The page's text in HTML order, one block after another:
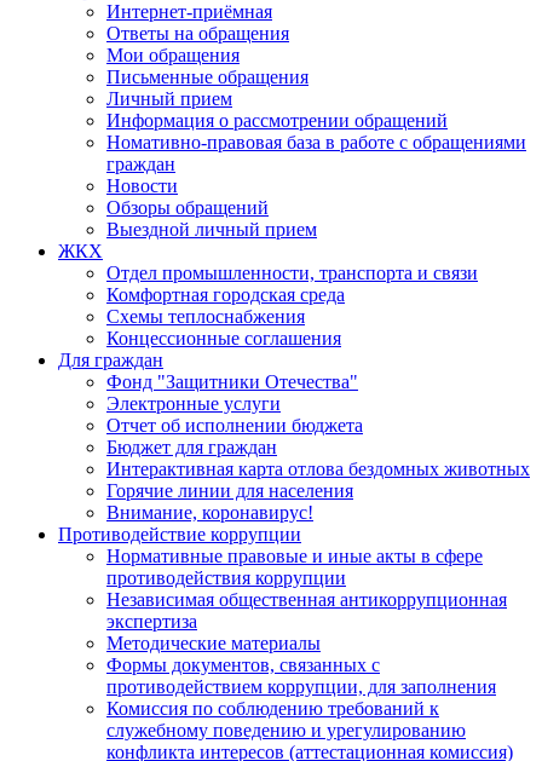
Интернет-приёмная
Ответы на обращения
Мои обращения
Письменные обращения
Личный прием
Информация о рассмотрении обращений
Номативно-правовая база в работе с обращениями
граждан
Новости
Обзоры обращений
Выездной личный прием
ЖКХ
Отдел промышленности, транспорта и связи
Комфортная городская среда
Схемы теплоснабжения
Концессионные соглашения
Для граждан
Фонд "Защитники Отечества"
Электронные услуги
Отчет об исполнении бюджета
Бюджет для граждан
Интерактивная карта отлова бездомных животных
Горячие линии для населения
Внимание, коронавирус!
Противодействие коррупции
Нормативные правовые и иные акты в сфере
противодействия коррупции
Независимая общественная антикоррупционная
экспертиза
Методические материалы
Формы документов, связанных с
противодействием коррупции, для заполнения
Комиссия по соблюдению требований к
служебному поведению и урегулированию
конфликта интересов (аттестационная комиссия)